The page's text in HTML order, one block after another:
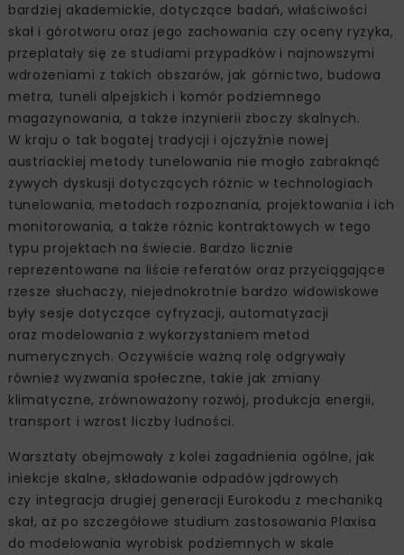
bardziej akademickie, dotyczące badań, właściwości
skał i górotworu oraz jego zachowania czy oceny ryzyka,
przeplatały się ze studiami przypadków i najnowszymi
wdrożeniami z takich obszarów, jak górnictwo, budowa
metra, tuneli alpejskich i komór podziemnego
magazynowania, a także inżynierii zboczy skalnych.
W kraju o tak bogatej tradycji i ojczyźnie nowej
austriackiej metody tunelowania nie mogło zabraknąć
żywych dyskusji dotyczących różnic w technologiach
tunelowania, metodach rozpoznania, projektowania i ich
monitorowania, a także różnic kontraktowych w tego
typu projektach na świecie. Bardzo licznie
reprezentowane na liście referatów oraz przyciągające
rzesze słuchaczy, niejednokrotnie bardzo widowiskowe
były sesje dotyczące cyfryzacji, automatyzacji
oraz modelowania z wykorzystaniem metod
numerycznych. Oczywiście ważną rolę odgrywały
również wyzwania społeczne, takie jak zmiany
klimatyczne, zrównoważony rozwój, produkcja energii,
transport i wzrost liczby ludności.
Warsztaty obejmowały z kolei zagadnienia ogólne, jak
iniekcje skalne, składowanie odpadów jądrowych
czy integracja drugiej generacji Eurokodu z mechaniką
skał, aż po szczegółowe studium zastosowania Plaxisa
do modelowania wyrobisk podziemnych w skale